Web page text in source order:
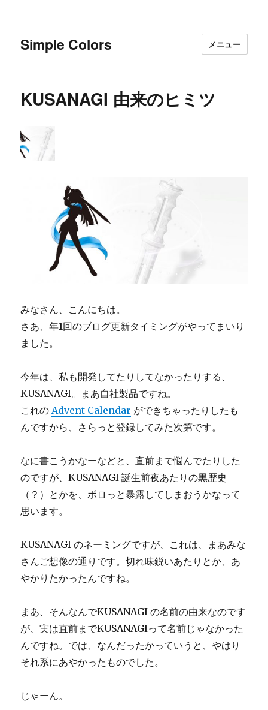
Simple Colors メニュー
KUSANAGI 由来のヒミツ
みなさん、こんにちは。
さあ、年1回のブログ更新タイミングがやってまいり
ました。
今年は、私も開発してたりしてなかったりする、
KUSANAGI。まあ自社製品ですね。
これの Advent Calendar ができちゃったりしたも
んですから、さらっと登録してみた次第です。
なに書こうかなーなどと、直前まで悩んでたりした
のですが、KUSANAGI 誕生前夜あたりの黒歴史
（？）とかを、ボロっと暴露してしまおうかなって
思います。
KUSANAGI のネーミングですが、これは、まあみな
さんご想像の通りです。切れ味鋭いあたりとか、あ
やかりたかったんですね。
まあ、そんなんでKUSANAGI の名前の由来なのです
が、実は直前までKUSANAGIって名前じゃなかった
んですね。では、なんだったかっていうと、やはり
それ系にあやかったものでした。
じゃーん。